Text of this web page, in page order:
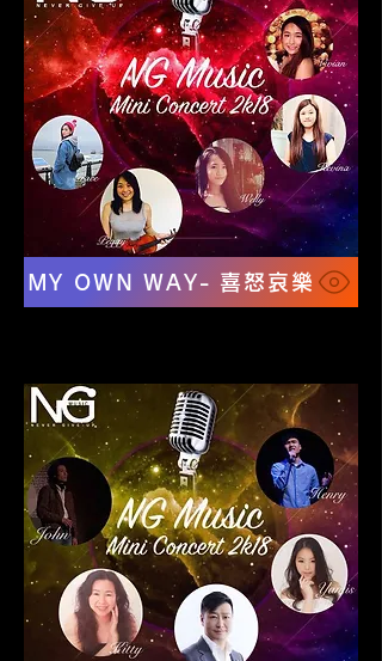
MY OWN WAY- 喜怒哀樂